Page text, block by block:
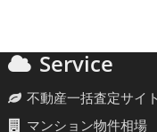
Service
不動産一括査定サイト
マンション物件相場